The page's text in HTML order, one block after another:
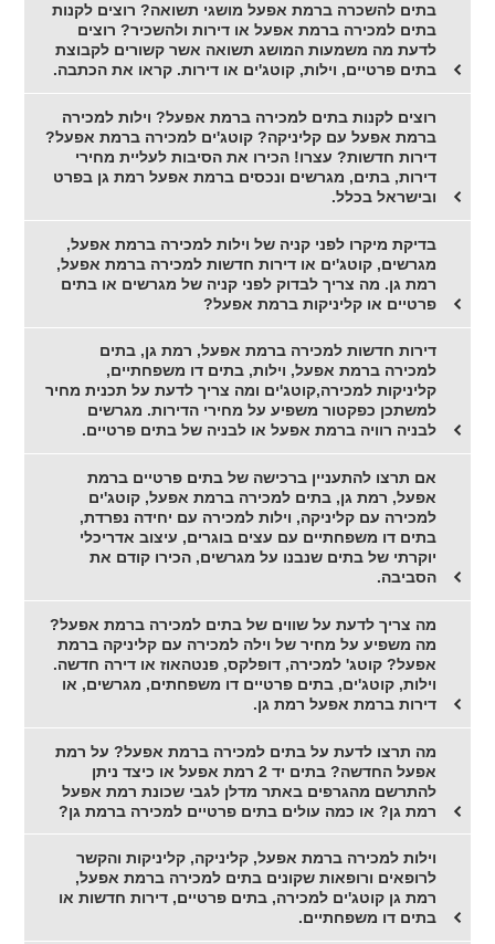
בתים להשכרה ברמת אפעל מושגי תשואה? רוצים לקנות
בתים למכירה ברמת אפעל או דירות ולהשכיר? רוצים
לדעת מה משמעות המושג תשואה אשר קשורים לקבוצת
בתים פרטיים, וילות, קוטג'ים או דירות. קראו את הכתבה.
רוצים לקנות בתים למכירה ברמת אפעל? וילות למכירה
ברמת אפעל עם קליניקה? קוטג'ים למכירה ברמת אפעל?
דירות חדשות? עצרו! הכירו את הסיבות לעליית מחירי
דירות, בתים, מגרשים ונכסים ברמת אפעל רמת גן בפרט
ובישראל בכלל.
בדיקת מיקרו לפני קניה של וילות למכירה ברמת אפעל,
מגרשים, קוטג'ים או דירות חדשות למכירה ברמת אפעל,
רמת גן. מה צריך לבדוק לפני קניה של מגרשים או בתים
פרטיים או קליניקות ברמת אפעל?
דירות חדשות למכירה ברמת אפעל, רמת גן, בתים
למכירה ברמת אפעל, וילות, בתים דו משפחתיים,
קליניקות למכירה,קוטג'ים ומה צריך לדעת על תכנית מחיר
למשתכן כפקטור משפיע על מחירי הדירות. מגרשים
לבניה רוויה ברמת אפעל או לבניה של בתים פרטיים.
אם תרצו להתעניין ברכישה של בתים פרטיים ברמת
אפעל, רמת גן, בתים למכירה ברמת אפעל, קוטג'ים
למכירה עם קליניקה, וילות למכירה עם יחידה נפרדת,
בתים דו משפחתיים עם עצים בוגרים, עיצוב אדריכלי
יוקרתי של בתים שנבנו על מגרשים, הכירו קודם את
הסביבה.
מה צריך לדעת על שווים של בתים למכירה ברמת אפעל?
מה משפיע על מחיר של וילה למכירה עם קליניקה ברמת
אפעל? קוטג' למכירה, דופלקס, פנטהאוז או דירה חדשה.
וילות, קוטג'ים, בתים פרטיים דו משפחתים, מגרשים, או
דירות ברמת אפעל רמת גן.
מה תרצו לדעת על בתים למכירה ברמת אפעל? על רמת
אפעל החדשה? בתים יד 2 רמת אפעל או כיצד ניתן
להתרשם מהגרפים באתר מדלן לגבי שכונת רמת אפעל
רמת גן? או כמה עולים בתים פרטיים למכירה ברמת גן?
וילות למכירה ברמת אפעל, קליניקה, קליניקות והקשר
לרופאים ורופאות שקונים בתים למכירה ברמת אפעל,
רמת גן קוטג'ים למכירה, בתים פרטיים, דירות חדשות או
בתים דו משפחתיים.